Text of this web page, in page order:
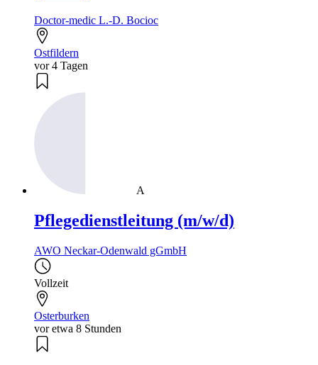
Doctor-medic L.-D. Bocioc
Ostfildern
vor 4 Tagen
A
Pflegedienstleitung (m/w/d)
AWO Neckar-Odenwald gGmbH
Vollzeit
Osterburken
vor etwa 8 Stunden